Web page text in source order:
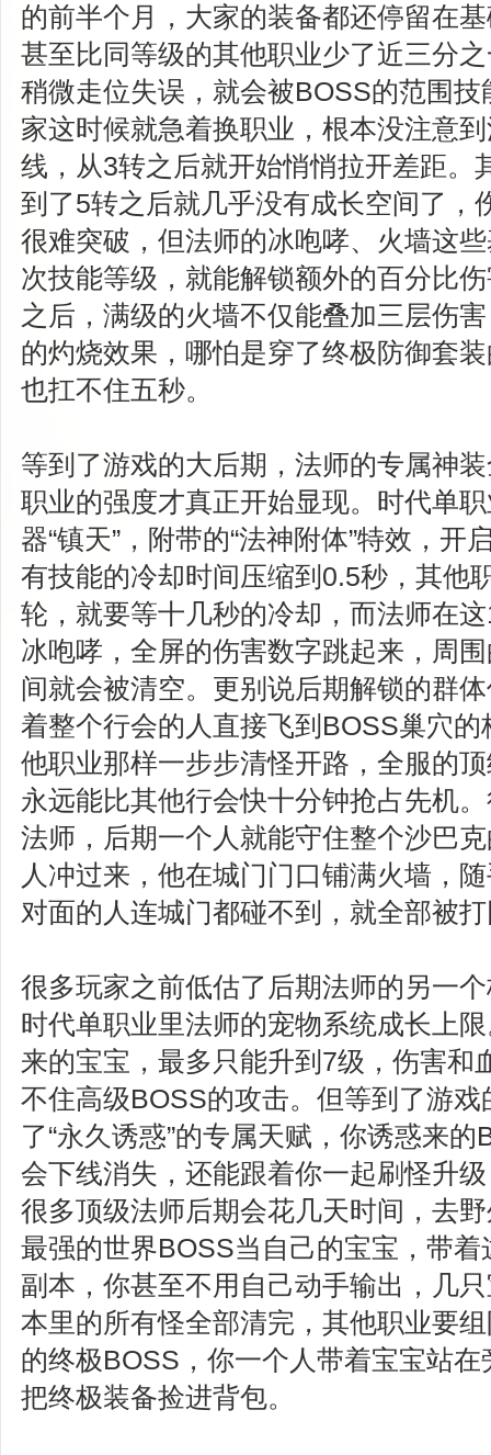
的前半个月，大家的装备都还停留在
甚至比同等级的其他职业少了近三分
稍微走位失误，就会被BOSS的范围
家这时候就急着换职业，根本没注意
线，从3转之后就开始悄悄拉开差距。
到了5转之后就几乎没有成长空间了，
很难突破，但法师的冰咆哮、火墙这
次技能等级，就能解锁额外的百分比
之后，满级的火墙不仅能叠加三层伤
的灼烧效果，哪怕是穿了终极防御套
也扛不住五秒。
等到了游戏的大后期，法师的专属神
职业的强度才真正开始显现。时代单
器“镇天”，附带的“法神附体”特效，开
有技能的冷却时间压缩到0.5秒，其他
轮，就要等十几秒的冷却，而法师在
冰咆哮，全屏的伤害数字跳起来，周
间就会被清空。更别说后期解锁的群
着整个行会的人直接飞到BOSS巢穴
他职业那样一步步清怪开路，全服的
永远能比其他行会快十分钟抢占先机
法师，后期一个人就能守住整个沙巴
人冲过来，他在城门门口铺满火墙，
对面的人连城门都碰不到，就全部被
很多玩家之前低估了后期法师的另一
时代单职业里法师的宠物系统成长上
来的宝宝，最多只能升到7级，伤害和
不住高级BOSS的攻击。但等到了游
了“永久诱惑”的专属天赋，你诱惑来
会下线消失，还能跟着你一起刷怪升
很多顶级法师后期会花几天时间，去
最强的世界BOSS当自己的宝宝，带
副本，你甚至不用自己动手输出，几
本里的所有怪全部清完，其他职业要
的终极BOSS，你一个人带着宝宝站
把终极装备捡进背包。